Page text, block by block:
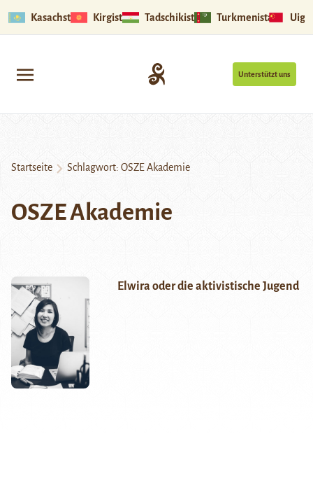
Kasachstan Kirgistan Tadschikistan Turkmenistan
Unterstützt uns
Startseite Schlagwort: OSZE Akademie
OSZE Akademie
Elwira oder die aktivistische Jugend